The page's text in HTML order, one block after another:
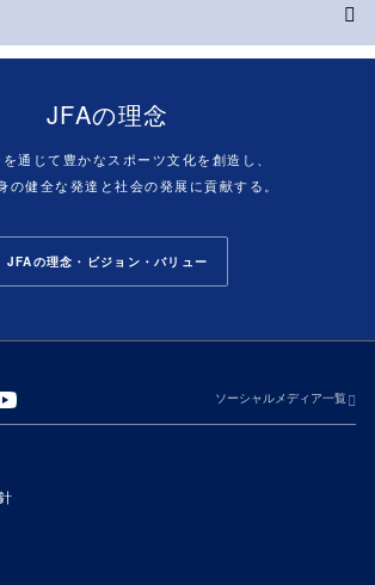
JFAの理念
通じて豊かなスポーツ文化を創造し、
の健全な発達と社会の発展に貢献する。
JFAの理念・ビジョン・バリュー
ソーシャルメディア一覧